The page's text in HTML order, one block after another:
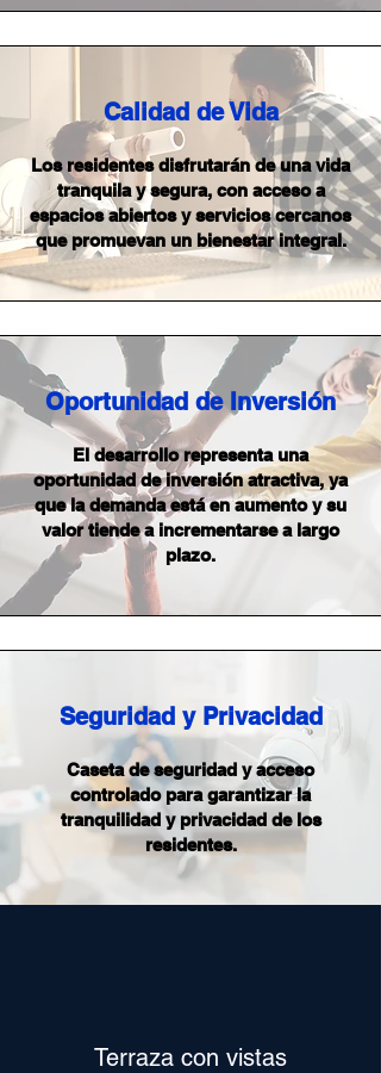
Calidad de Vida
Los residentes disfrutarán de una vida
tranquila y segura, con acceso a
espacios abiertos y servicios cercanos
que promuevan un bienestar integral.
Oportunidad de Inversión
El desarrollo representa una
oportunidad de inversión atractiva, ya
que la demanda está en aumento y su
valor tiende a incrementarse a largo
plazo.
Seguridad y Privacidad
Caseta de seguridad y acceso
controlado para garantizar la
tranquilidad y privacidad de los
residentes.
Terraza con vistas